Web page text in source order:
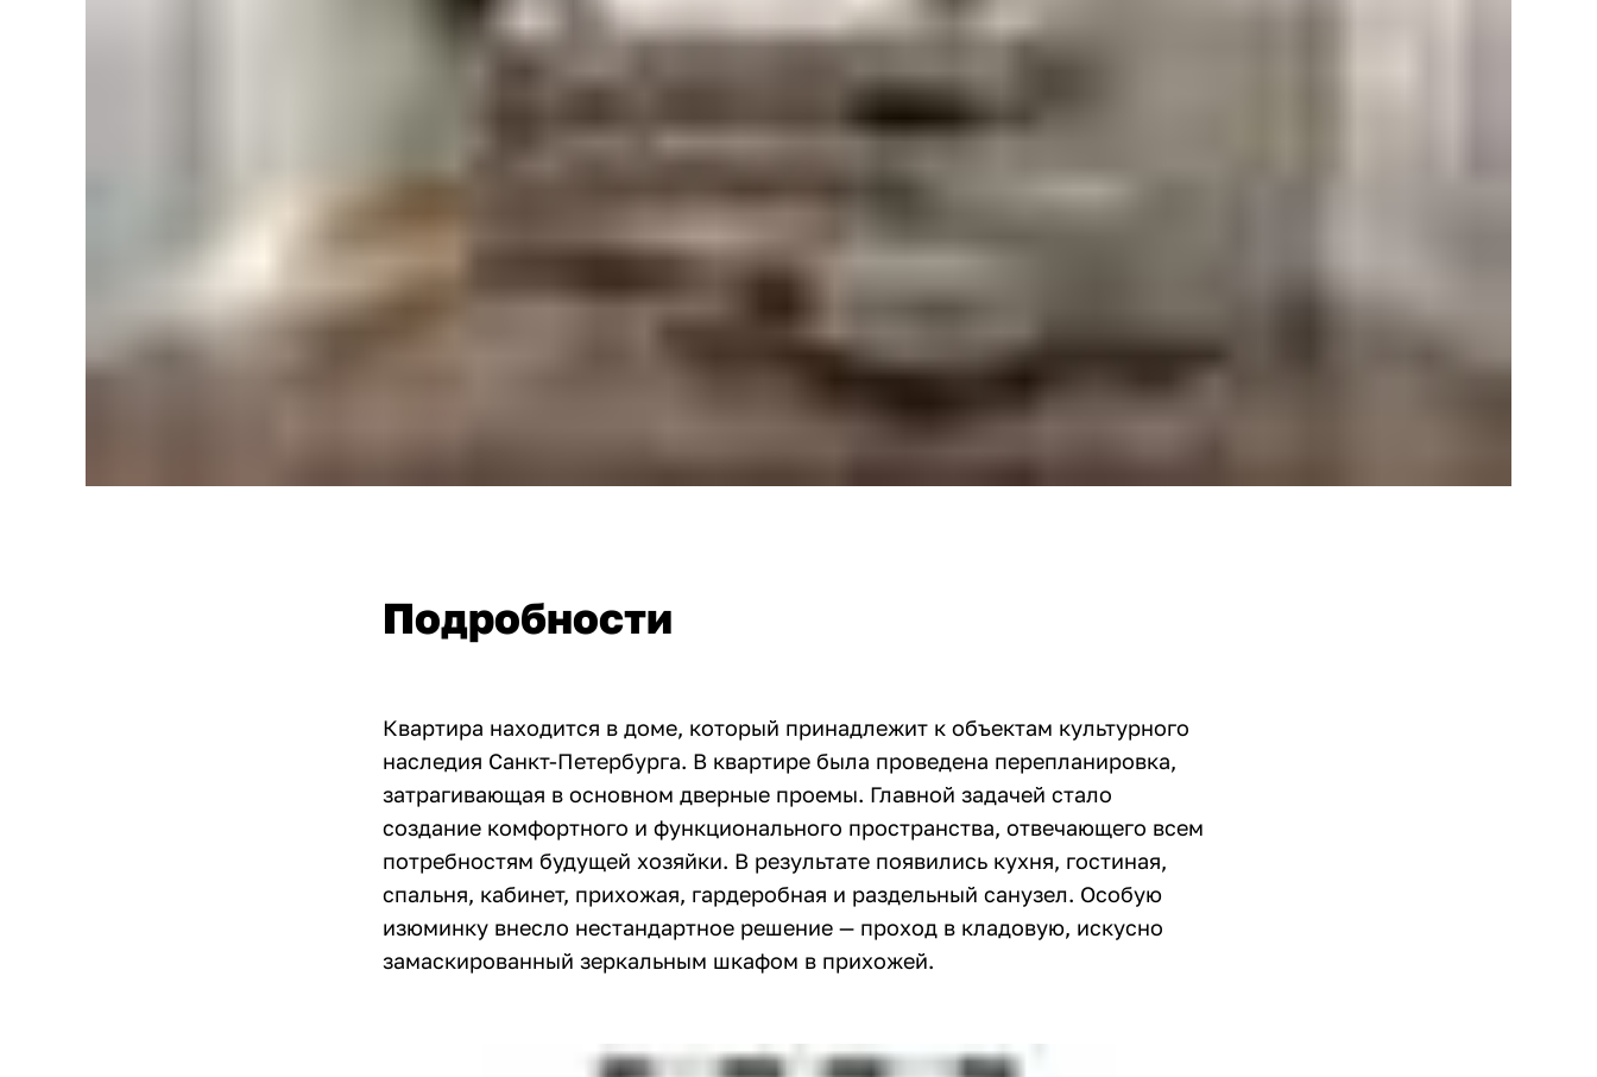
Подробности
Квартира находится в доме, который принадлежит к объектам культурного
наследия Санкт-Петербурга. В квартире была проведена перепланировка,
затрагивающая в основном дверные проемы. Главной задачей стало
создание комфортного и функционального пространства, отвечающего всем
потребностям будущей хозяйки. В результате появились кухня, гостиная,
спальня, кабинет, прихожая, гардеробная и раздельный санузел. Особую
изюминку внесло нестандартное решение — проход в кладовую, искусно
замаскированный зеркальным шкафом в прихожей.